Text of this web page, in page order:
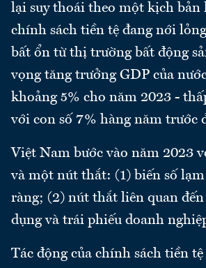
lại suy thoái theo một kịch bản
chính sách tiền tệ đang nới
bất ổn từ thị trường bất động
vọng tăng trưởng GDP của
khoảng 5% cho năm 2023 -
với con số 7% hàng năm trước
Việt Nam bước vào năm 2023
và một nút thắt: (1) biến số
ràng; (2) nút thắt liên quan
dụng và trái phiếu doanh
Tác động của chính sách tiền